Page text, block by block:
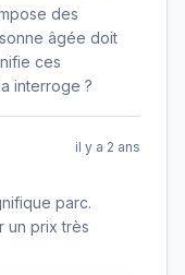
des
âgée doit
ces
interroge ?
il y a 2 ans
parc.
un prix très